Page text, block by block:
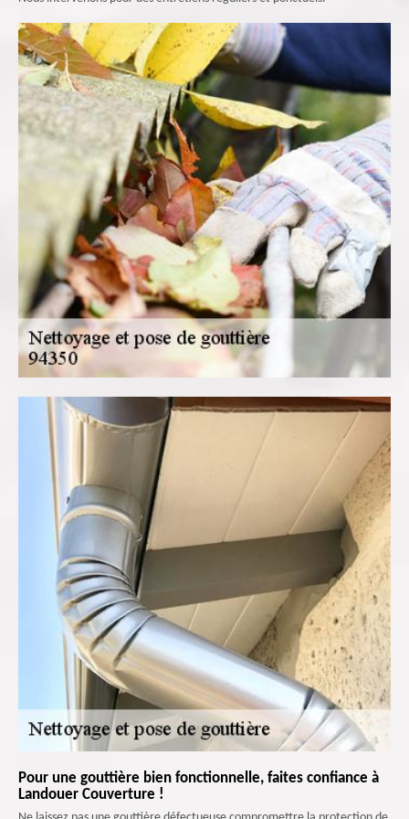
Pour une gouttière bien fonctionnelle, faites confiance à
Landouer Couverture !